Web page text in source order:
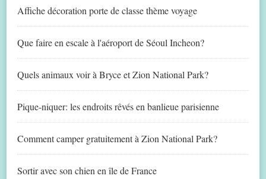
Affiche décoration porte de classe thème voyage
Que faire en escale à l'aéroport de Séoul Incheon?
Quels animaux voir à Bryce et Zion National Park?
Pique-niquer: les endroits rêvés en banlieue parisienne
Comment camper gratuitement à Zion National Park?
Sortir avec son chien en île de France